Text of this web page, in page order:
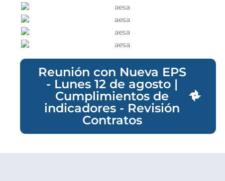
Reunión con Nueva EPS
- Lunes 12 de agosto |
Cumplimientos de
indicadores - Revisión
Contratos